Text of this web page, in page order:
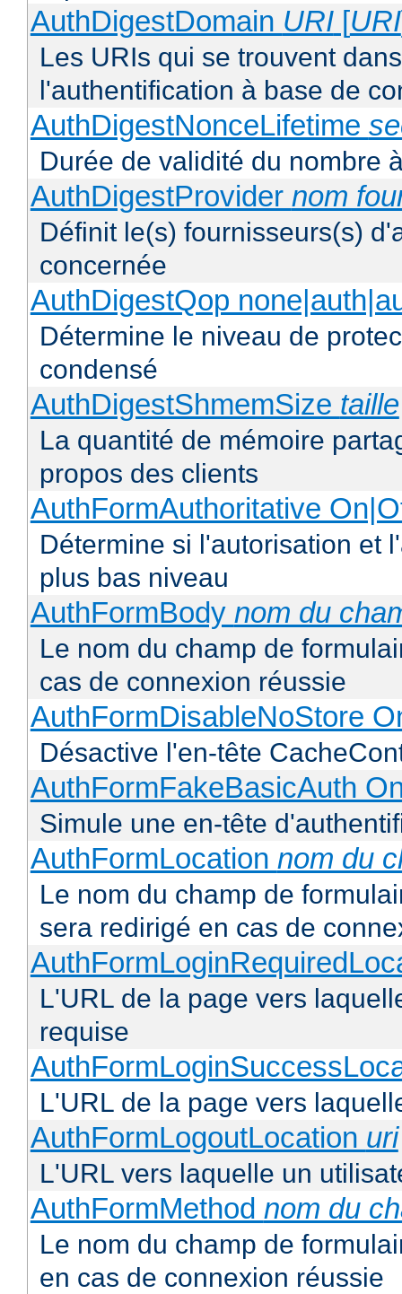
AuthDigestDomain URI[URI
Les URIs qui se trouvent
l'authentification à base de
AuthDigestNonceLifetime
Durée de validité du nombre
AuthDigestProvider nom
Définit le(s) fournisseurs(s)
concernée
AuthDigestQop
Détermine le niveau de
condensé
AuthDigestShmemSize taille
La quantité de mémoire
propos des clients
AuthFormAuthoritative
Détermine si l'autorisation et
plus bas niveau
AuthFormBody nom du
Le nom du champ de
cas de connexion réussie
AuthFormDisableNoStore
Désactive l'en-tête
AuthFormFakeBasicAuth
Simule une en-tête
AuthFormLocation nom du
Le nom du champ de
sera redirigé en cas de
L'URL de la page vers
requise
L'URL de la page vers
AuthFormLogoutLocation uri
L'URL vers laquelle un
AuthFormMethod nom du
Le nom du champ de
en cas de connexion réussie